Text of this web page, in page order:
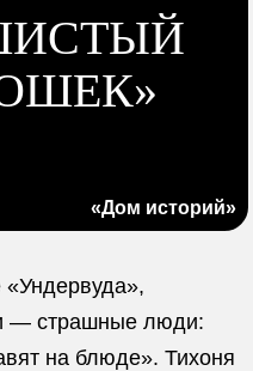
«Дом историй»
«Ундервуда»,
— страшные люди:
на блюде». Тихоня